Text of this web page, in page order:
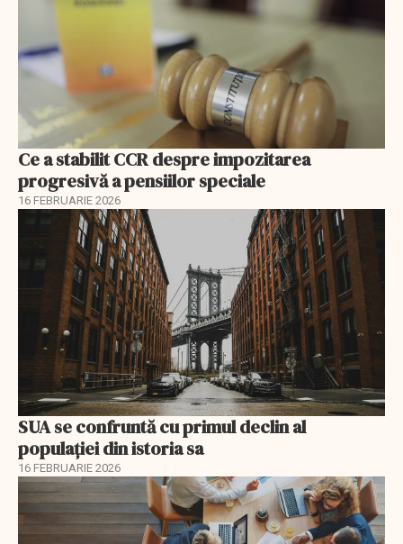
Ce a stabilit CCR despre impozitarea
progresivă a pensiilor speciale
16 FEBRUARIE 2026
SUA se confruntă cu primul declin al
populației din istoria sa
16 FEBRUARIE 2026